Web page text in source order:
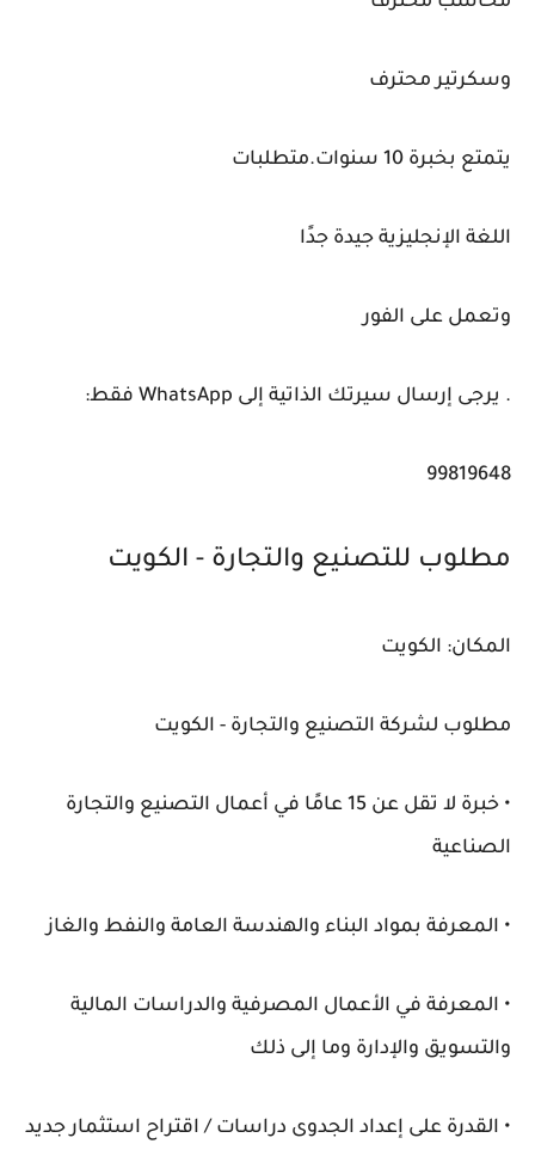
وسكرتير محترف
يتمتع بخبرة 10 سنوات.متطلبات
اللغة الإنجليزية جيدة جدًا
وتعمل على الفور
. يرجى إرسال سيرتك الذاتية إلى WhatsApp فقط:
99819648
مطلوب للتصنيع والتجارة - الكويت
المكان: الكويت
مطلوب لشركة التصنيع والتجارة - الكويت
• خبرة لا تقل عن 15 عامًا في أعمال التصنيع والتجارة
الصناعية
• المعرفة بمواد البناء والهندسة العامة والنفط والغاز
• المعرفة في الأعمال المصرفية والدراسات المالية
والتسويق والإدارة وما إلى ذلك
• القدرة على إعداد الجدوى دراسات / اقتراح استثمار جديد